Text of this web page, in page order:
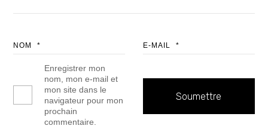
NOM * E-MAIL *
Enregistrer mon
nom, mon e-mail et
mon site dans le
navigateur pour mon
prochain
commentaire.